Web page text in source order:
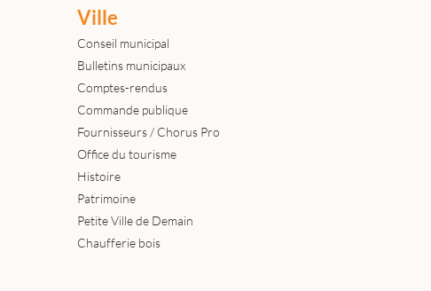
Ville
Conseil municipal
Bulletins municipaux
Comptes-rendus
Commande publique
Fournisseurs / Chorus Pro
Office du tourisme
Histoire
Patrimoine
Petite Ville de Demain
Chaufferie bois